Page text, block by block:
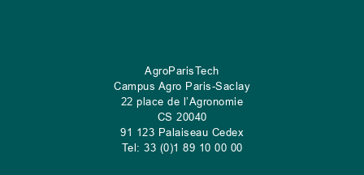
AgroParisTech
Campus Agro Paris-Saclay
22 place de l’Agronomie
CS 20040
91 123 Palaiseau Cedex
Tel: 33 (0)1 89 10 00 00